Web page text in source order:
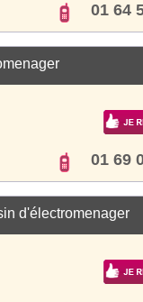
01 64
01 69
d'électromenager